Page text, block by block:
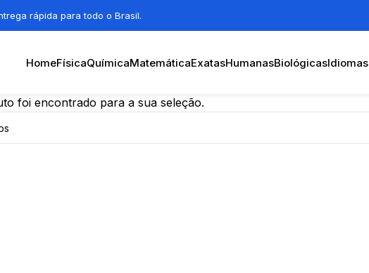
rápida para todo o Brasil.
HomeFísicaQuímicaMatemáticaExatasHumanasBiológicasIdiomas
foi encontrado para a sua seleção.